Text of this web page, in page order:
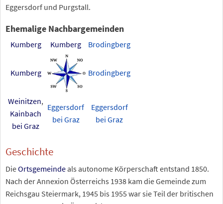
Eggersdorf und Purgstall.
Ehemalige Nachbargemeinden
Kumberg Kumberg Brodingberg
Kumberg Brodingberg
Weinitzen,
Kainbach
bei Graz
Eggersdorf
bei Graz
Eggersdorf
bei Graz
Geschichte
DieOrtsgemeinde als autonome Körperschaft entstand 1850.
Nach der Annexion Österreichs 1938 kam die Gemeinde zum
Reichsgau Steiermark, 1945 bis 1955 war sie Teil der britischen